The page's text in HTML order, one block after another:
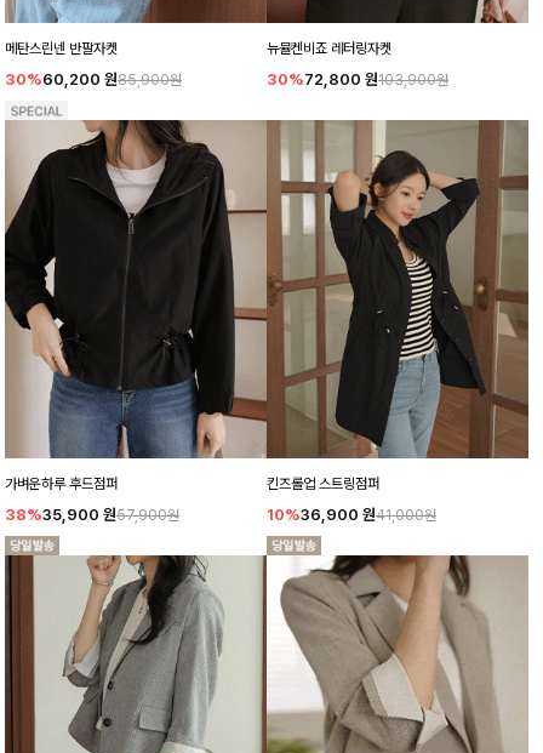
메탄스린넨 반팔자켓
30%60,200 원85,900원
뉴뮬켄비죠 레터링자켓
30%72,800 원103,900원
가벼운하루 후드점퍼
38%35,900 원57,900원
킨즈롤업 스트링점퍼
10%36,900 원41,000원